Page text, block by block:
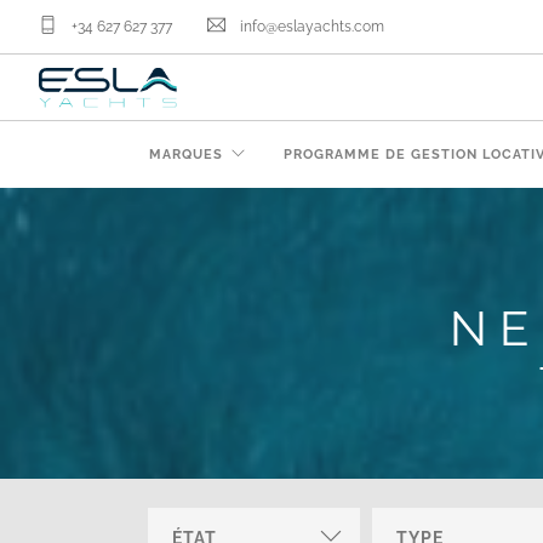
+34 627 627 377 info@eslayachts.com
MARQUES PROGRAMME DE GESTION